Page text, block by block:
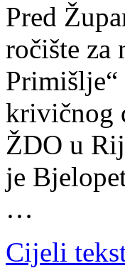
Pred
ročište za
krivičnog
ŽDO u
je
…
Cijeli